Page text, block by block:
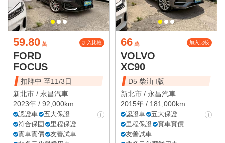
59.80 萬 加入比較
FORD
FOCUS
扣牌中 至11/3日
新北市 / 永昌汽車
2023年 / 92,000km
認證車
五大保證
符合保固
里程保證
實車實價
友善試車
66 萬 加入比較
VOLVO
XC90
D5 柴油 I版
新北市 / 永昌汽車
2015年 / 181,000km
認證車
五大保證
里程保證
實車實價
友善試車